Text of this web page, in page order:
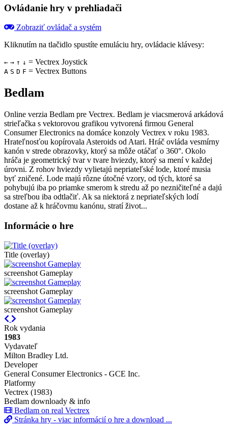
Ovládanie hry v prehliadači
Zobraziť ovládač a systém
Kliknutím na tlačidlo spustíte emuláciu hry, ovládacie klávesy:
← → ↑ ↓ = Vectrex Joystick
A S D F = Vectrex Buttons
Bedlam
Online verzia Bedlam pre Vectrex. Bedlam je viacsmerová arkádová
strieľačka s vektorovou grafikou vytvorená firmou General
Consumer Electronics na domáce konzoly Vectrex v roku 1983.
Hrateľnosťou kopírovala Asteroids od Atari. Hráč ovláda vesmírny
kanón v strede obrazovky, ktorý sa môže otáčať o 360°. Okolo
hráča je geometrický tvar v tvare hviezdy, ktorý sa mení v každej
úrovni. Z rohov hviezdy vylietajú nepriateľské lode, ktoré musia
byť zničené. Lode majú rôzne útočné vzory, od tých, ktoré sa
pohybujú iba po priamke smerom k stredu až po nezničiteľné a dajú
sa streľbou iba odtlačiť. Ak sa niektorá z nepriateľských lodí
dostane až k hráčovmu kanónu, stratí život...
Informácie o hre
Title (overlay)
screenshot Gameplay
screenshot Gameplay
screenshot Gameplay
Previous
Rok vydania
1983
Vydavateľ
Milton Bradley Ltd.
Developer
General Consumer Electronics - GCE Inc.
Platformy
Vectrex (1983)
Bedlam downloady & info
Bedlam on real Vectrex
Stránka hry - viac informácií o hre a download ...